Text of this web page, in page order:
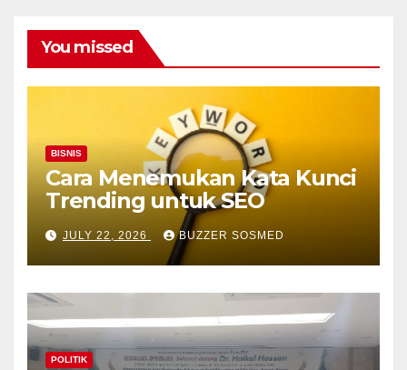
You missed
BISNIS
Cara Menemukan Kata Kunci
Trending untuk SEO
JULY 22, 2026 BUZZER SOSMED
POLITIK